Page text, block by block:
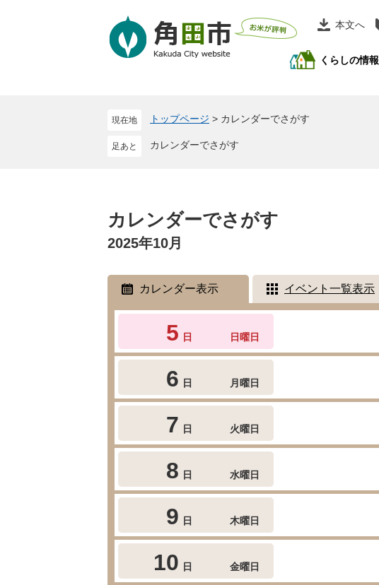
本文へ
くらしの情報
現在地 トップページ > カレンダーでさがす
カレンダーでさがす
文
カレンダーでさがす
2025年10月
カレンダー表示 イベント一覧表示
5 日 日曜日
6 日 月曜日
7 日 火曜日
8 日 水曜日
9 日 木曜日
10 日 金曜日